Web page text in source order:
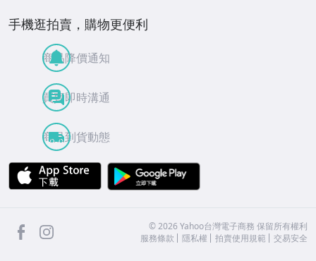
手機逛拍賣，購物更便利
商品降價通知
買賣即時溝通
商品到貨動態
APP Store
facebook ©2026 Yahoo台灣電子商務 保留所有權利
服務條款
隱私權 拍賣使用規範 交易安全